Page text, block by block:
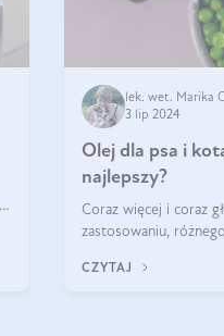
lek. wet. Marika
3 lip 2024
Olej dla psa i
najlepszy?
Coraz więcej i coraz
zastosowaniu,
sprawdzają się przy
CZYTAJ